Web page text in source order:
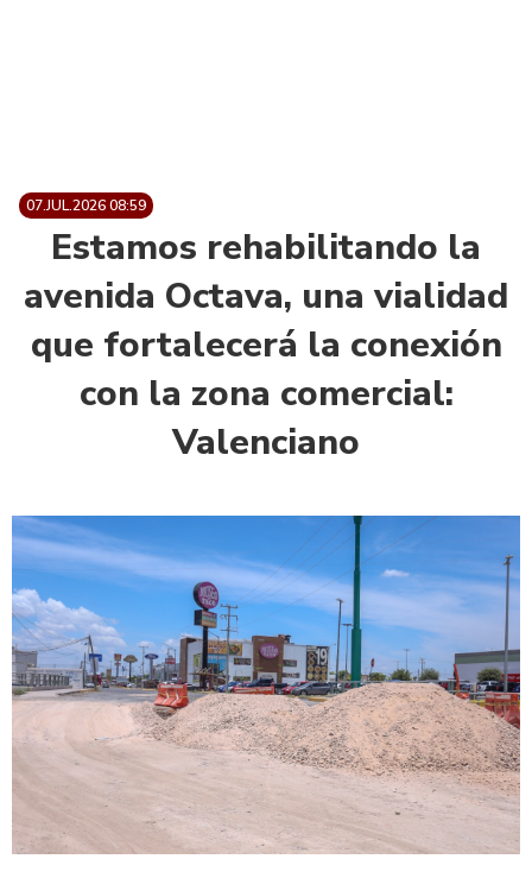
07.JUL.2026 08:59
Estamos rehabilitando la
avenida Octava, una vialidad
que fortalecerá la conexión
con la zona comercial:
Valenciano